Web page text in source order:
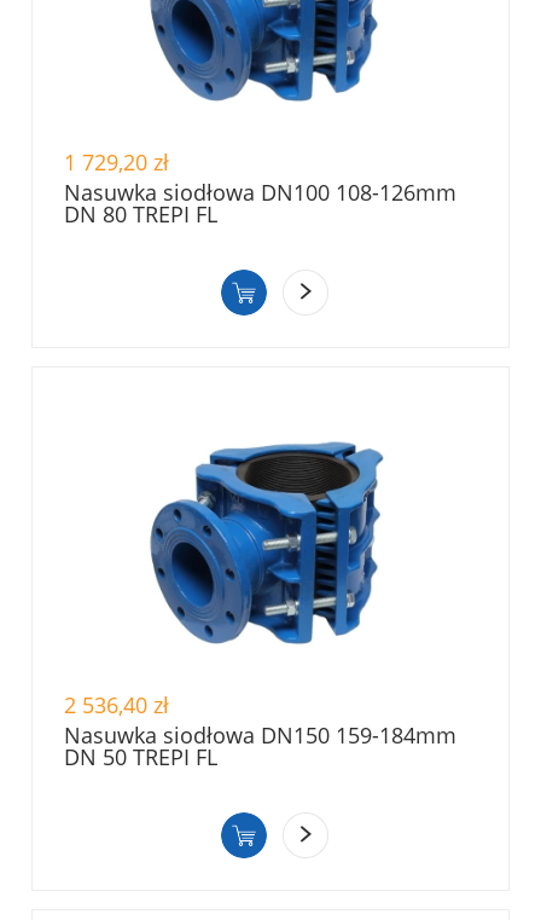
1 729,20 zł
Nasuwka siodłowa DN100 108-126mm
DN 80 TREPI FL
2 536,40 zł
Nasuwka siodłowa DN150 159-184mm
DN 50 TREPI FL